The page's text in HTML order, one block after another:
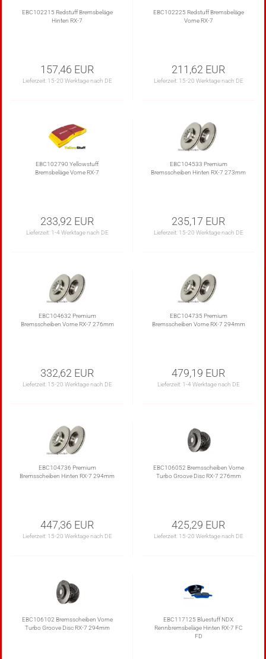
EBC102215 Redstuff Bremsbeläge
Hinten RX-7
157,46 EUR
Lieferzeit: 15-20 Werktage nach DE
EBC102225 Redstuff Bremsbeläge
Vorne RX-7
211,62 EUR
Lieferzeit: 15-20 Werktage nach DE
EBC102790 Yellowstuff
Bremsbeläge Vorne RX-7
233,92 EUR
Lieferzeit: 1-4 Werktage nach DE
EBC104533 Premium
Bremsscheiben Hinten RX-7 273mm
235,17 EUR
Lieferzeit: 15-20 Werktage nach DE
EBC104632 Premium
Bremsscheiben Vorne RX-7 276mm
332,62 EUR
Lieferzeit: 15-20 Werktage nach DE
EBC104735 Premium
Bremsscheiben Vorne RX-7 294mm
479,19 EUR
Lieferzeit: 1-4 Werktage nach DE
EBC104736 Premium
Bremsscheiben Hinten RX-7 294mm
447,36 EUR
Lieferzeit: 15-20 Werktage nach DE
EBC106052 Bremsscheiben Vorne
Turbo Groove Disc RX-7 276mm
425,29 EUR
Lieferzeit: 15-20 Werktage nach DE
EBC106102 Bremsscheiben Vorne
Turbo Groove Disc RX-7 294mm
EBC117125 Bluestuff NDX
Rennbremsbeläge Hinten RX-7 FC
FD